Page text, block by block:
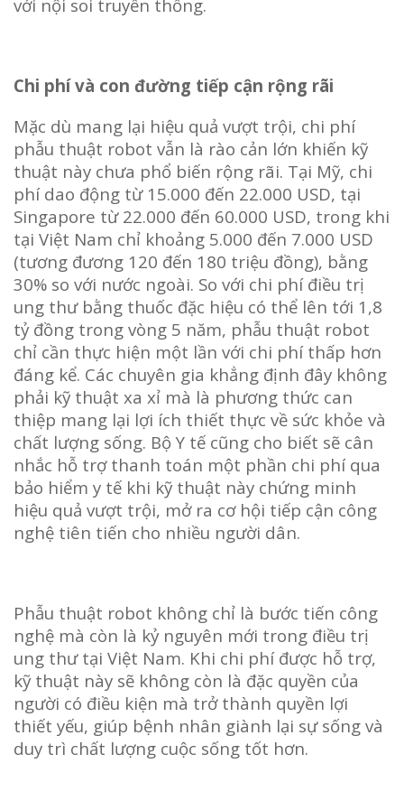
với nội soi truyền thống.
Chi phí và con đường tiếp cận rộng rãi
Mặc dù mang lại hiệu quả vượt trội, chi phí
phẫu thuật robot vẫn là rào cản lớn khiến kỹ
thuật này chưa phổ biến rộng rãi. Tại Mỹ, chi
phí dao động từ 15.000 đến 22.000 USD, tại
Singapore từ 22.000 đến 60.000 USD, trong khi
tại Việt Nam chỉ khoảng 5.000 đến 7.000 USD
(tương đương 120 đến 180 triệu đồng), bằng
30% so với nước ngoài. So với chi phí điều trị
ung thư bằng thuốc đặc hiệu có thể lên tới 1,8
tỷ đồng trong vòng 5 năm, phẫu thuật robot
chỉ cần thực hiện một lần với chi phí thấp hơn
đáng kể. Các chuyên gia khẳng định đây không
phải kỹ thuật xa xỉ mà là phương thức can
thiệp mang lại lợi ích thiết thực về sức khỏe và
chất lượng sống. Bộ Y tế cũng cho biết sẽ cân
nhắc hỗ trợ thanh toán một phần chi phí qua
bảo hiểm y tế khi kỹ thuật này chứng minh
hiệu quả vượt trội, mở ra cơ hội tiếp cận công
nghệ tiên tiến cho nhiều người dân.
Phẫu thuật robot không chỉ là bước tiến công
nghệ mà còn là kỷ nguyên mới trong điều trị
ung thư tại Việt Nam. Khi chi phí được hỗ trợ,
kỹ thuật này sẽ không còn là đặc quyền của
người có điều kiện mà trở thành quyền lợi
thiết yếu, giúp bệnh nhân giành lại sự sống và
duy trì chất lượng cuộc sống tốt hơn.